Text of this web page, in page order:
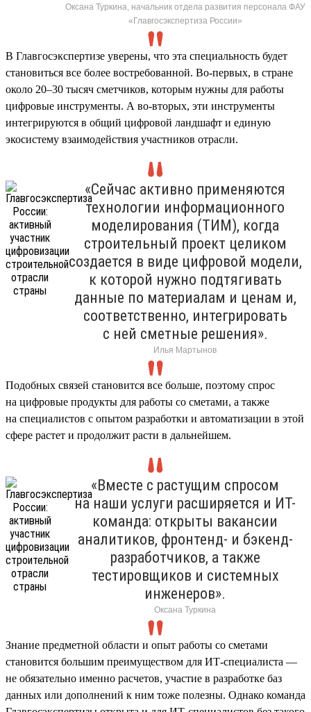
Оксана Туркина, начальник отдела развития персонала ФАУ
«Главгосэкспертиза России»
В Главгосэкспертизе уверены, что эта специальность будет
становиться все более востребованной. Во-первых, в стране
около 20–30 тысяч сметчиков, которым нужны для работы
цифровые инструменты. А во-вторых, эти инструменты
интегрируются в общий цифровой ландшафт и единую
экосистему взаимодействия участников отрасли.
«Сейчас активно применяются
технологии информационного
моделирования (ТИМ), когда
строительный проект целиком
создается в виде цифровой модели,
к которой нужно подтягивать
данные по материалам и ценам и,
соответственно, интегрировать
с ней сметные решения».
Илья Мартынов
Подобных связей становится все больше, поэтому спрос
на цифровые продукты для работы со сметами, а также
на специалистов с опытом разработки и автоматизации в этой
сфере растет и продолжит расти в дальнейшем.
«Вместе с растущим спросом
на наши услуги расширяется и ИТ-
команда: открыты вакансии
аналитиков, фронтенд- и бэкенд-
разработчиков, а также
тестировщиков и системных
инженеров».
Оксана Туркина
Знание предметной области и опыт работы со сметами
становится большим преимуществом для ИТ-специалиста —
не обязательно именно расчетов, участие в разработке баз
данных или дополнений к ним тоже полезны. Однако команда